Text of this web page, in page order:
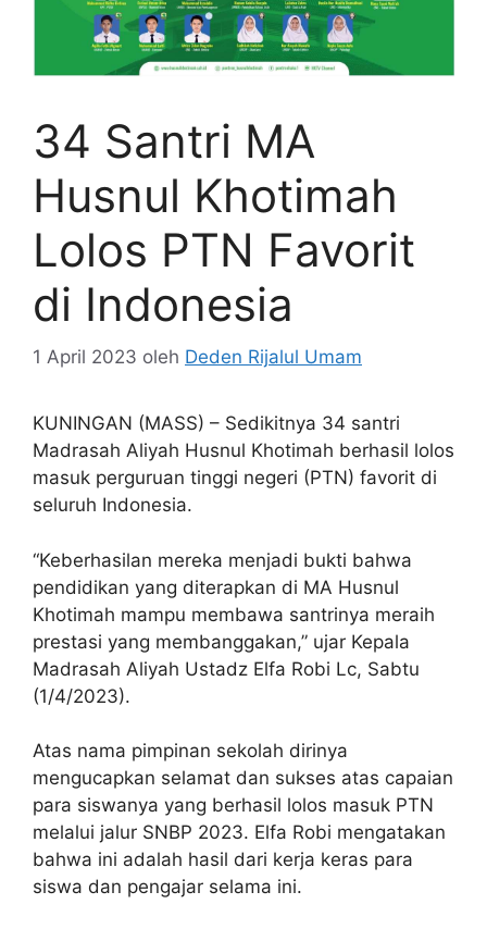
34 Santri MA
Husnul Khotimah
Lolos PTN Favorit
di Indonesia
1 April 2023 oleh Deden Rijalul Umam
KUNINGAN (MASS) – Sedikitnya 34 santri
Madrasah Aliyah Husnul Khotimah berhasil lolos
masuk perguruan tinggi negeri (PTN) favorit di
seluruh Indonesia.
“Keberhasilan mereka menjadi bukti bahwa
pendidikan yang diterapkan di MA Husnul
Khotimah mampu membawa santrinya meraih
prestasi yang membanggakan,” ujar Kepala
Madrasah Aliyah Ustadz Elfa Robi Lc, Sabtu
(1/4/2023).
Atas nama pimpinan sekolah dirinya
mengucapkan selamat dan sukses atas capaian
para siswanya yang berhasil lolos masuk PTN
melalui jalur SNBP 2023. Elfa Robi mengatakan
bahwa ini adalah hasil dari kerja keras para
siswa dan pengajar selama ini.